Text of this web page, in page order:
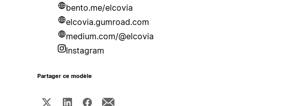
bento.me/elcovia
elcovia.gumroad.com
medium.com/@elcovia
Instagram
Partager ce modèle